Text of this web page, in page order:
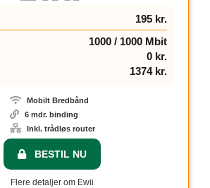
195 kr.
1000 / 1000 Mbit
0 kr.
1374 kr.
Mobilt Bredbånd
6 mdr. binding
Inkl. trådløs router
BESTIL NU
Flere detaljer om Ewii